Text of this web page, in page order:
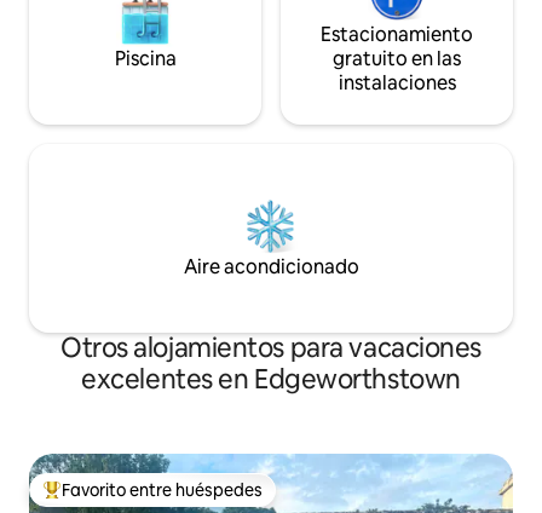
Piscina
Estacionamiento
gratuito en las
instalaciones
Aire acondicionado
Otros alojamientos para vacaciones
excelentes en Edgeworthstown
Favorito entre huéspedes preferido
Favorito entre huéspedes